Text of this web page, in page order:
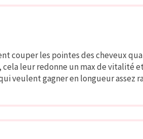
couper les pointes des cheveux
leur redonne un max de vitalité
veulent gagner en longueur assez